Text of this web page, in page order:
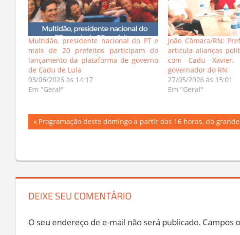
Multidão, presidente nacional do PT e
mais de 20 prefeitos participam do
lançamento da plataforma de governo
de Cadu de Lula
03/06/2026 às 14:17
Em "Geral"
João Câmara/RN:
articula alianças
com Cadu Xavier,
governador do RN
27/05/2026 às 15:01
Em "Geral"
Navegação
Post
Previous
Post:
Programação deste domingo a partir das 16 horas, do
DEIXE SEU COMENTÁRIO
O seu endereço de e-mail não será publicado. Campos